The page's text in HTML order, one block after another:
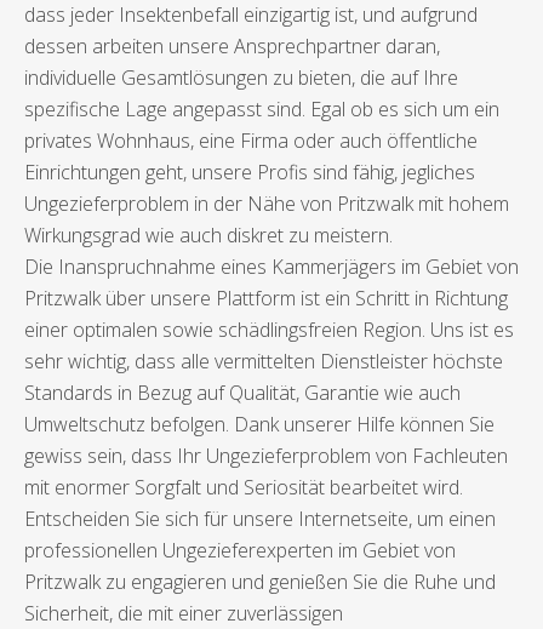
dass jeder Insektenbefall einzigartig ist, und aufgrund
dessen arbeiten unsere Ansprechpartner daran,
individuelle Gesamtlösungen zu bieten, die auf Ihre
spezifische Lage angepasst sind. Egal ob es sich um ein
privates Wohnhaus, eine Firma oder auch öffentliche
Einrichtungen geht, unsere Profis sind fähig, jegliches
Ungezieferproblem in der Nähe von Pritzwalk mit hohem
Wirkungsgrad wie auch diskret zu meistern.
Die Inanspruchnahme eines Kammerjägers im Gebiet von
Pritzwalk über unsere Plattform ist ein Schritt in Richtung
einer optimalen sowie schädlingsfreien Region. Uns ist es
sehr wichtig, dass alle vermittelten Dienstleister höchste
Standards in Bezug auf Qualität, Garantie wie auch
Umweltschutz befolgen. Dank unserer Hilfe können Sie
gewiss sein, dass Ihr Ungezieferproblem von Fachleuten
mit enormer Sorgfalt und Seriosität bearbeitet wird.
Entscheiden Sie sich für unsere Internetseite, um einen
professionellen Ungezieferexperten im Gebiet von
Pritzwalk zu engagieren und genießen Sie die Ruhe und
Sicherheit, die mit einer zuverlässigen